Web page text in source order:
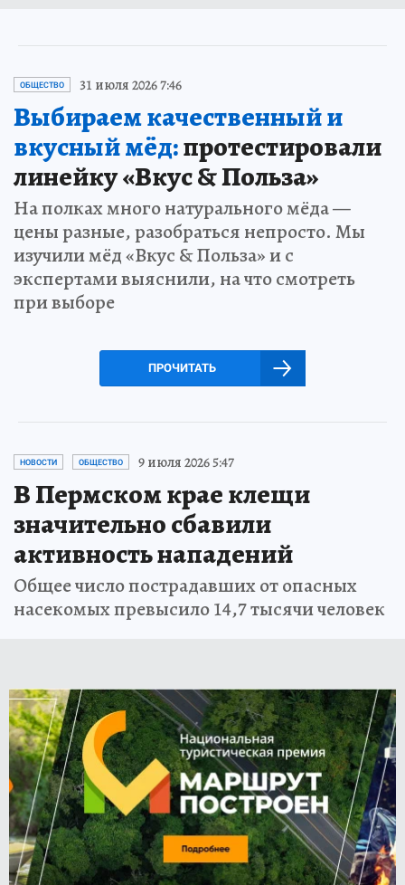
ОБЩЕСТВО 31 июля 2026 7:46
Выбираем качественный и
вкусный мёд:протестировали
линейку «Вкус & Польза»
На полках много натурального мёда —
цены разные, разобраться непросто. Мы
изучили мёд «Вкус & Польза» и с
экспертами выяснили, на что смотреть
при выборе
ПРОЧИТАТЬ
НОВОСТИ ОБЩЕСТВО 9 июля 2026 5:47
В Пермском крае клещи
значительно сбавили
активность нападений
Общее число пострадавших от опасных
насекомых превысило 14,7 тысячи человек